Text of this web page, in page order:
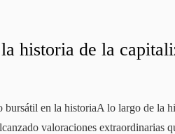
historia de la
bursátil en la historiaA lo largo de la
valoraciones extraordinarias